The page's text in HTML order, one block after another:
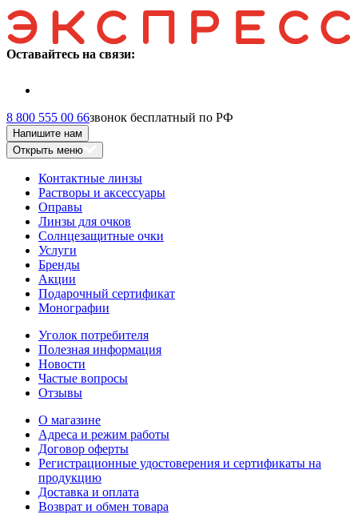
Оставайтесь на связи:
8 800 555 00 66звонок бесплатный по РФ
Напишите нам
Открыть меню
Контактные линзы
Растворы и аксессуары
Оправы
Линзы для очков
Солнцезащитные очки
Услуги
Бренды
Акции
Подарочный сертификат
Монографии
Уголок потребителя
Полезная информация
Новости
Частые вопросы
Отзывы
О магазине
Адреса и режим работы
Договор оферты
Регистрационные удостоверения и сертификаты на
продукцию
Доставка и оплата
Возврат и обмен товара